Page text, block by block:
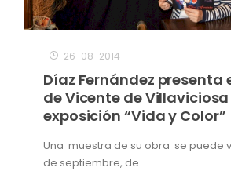
26-08-2014
Díaz Fernández presenta
de Vicente de
exposición “Vida y Color”
Una muestra de su obra se puede
de septiembre, de...